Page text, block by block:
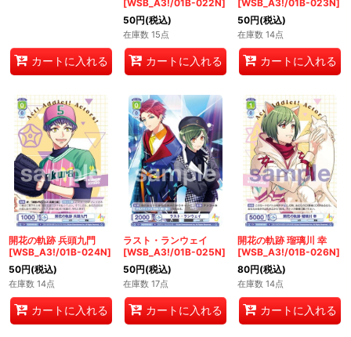
カートに入れる
[WSB_A3!/01B-022N]
50円(税込)
在庫数 15点
カートに入れる
[WSB_A3!/01B-023N]
50円(税込)
在庫数 14点
カートに入れる
開花の軌跡 兵頭九門
[WSB_A3!/01B-024N]
50円(税込)
在庫数 14点
カートに入れる
ラスト・ランウェイ
[WSB_A3!/01B-025N]
50円(税込)
在庫数 17点
カートに入れる
開花の軌跡 瑠璃川 幸
[WSB_A3!/01B-026N]
80円(税込)
在庫数 14点
カートに入れる